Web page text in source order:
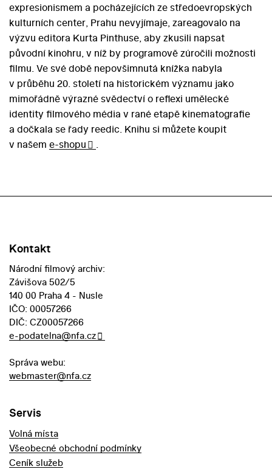
expresionismem a pocházejících ze středoevropských
kulturních center, Prahu nevyjímaje, zareagovalo na
výzvu editora Kurta Pinthuse, aby zkusili napsat
původní kinohru, v níž by programově zúročili možnosti
filmu. Ve své době nepovšimnutá knížka nabyla
v průběhu 20. století na historickém významu jako
mimořádně výrazné svědectví o reflexi umělecké
identity filmového média v rané etapě kinematografie
a dočkala se řady reedic. Knihu si můžete koupit
v našem e-shopu .
Kontakt
Národní filmový archiv:
Závišova 502/5
140 00 Praha 4 - Nusle
IČO: 00057266
DIČ: CZ00057266
e-podatelna@nfa.cz
Správa webu:
webmaster@nfa.cz
Servis
Volná místa
Všeobecné obchodní podmínky
Ceník služeb